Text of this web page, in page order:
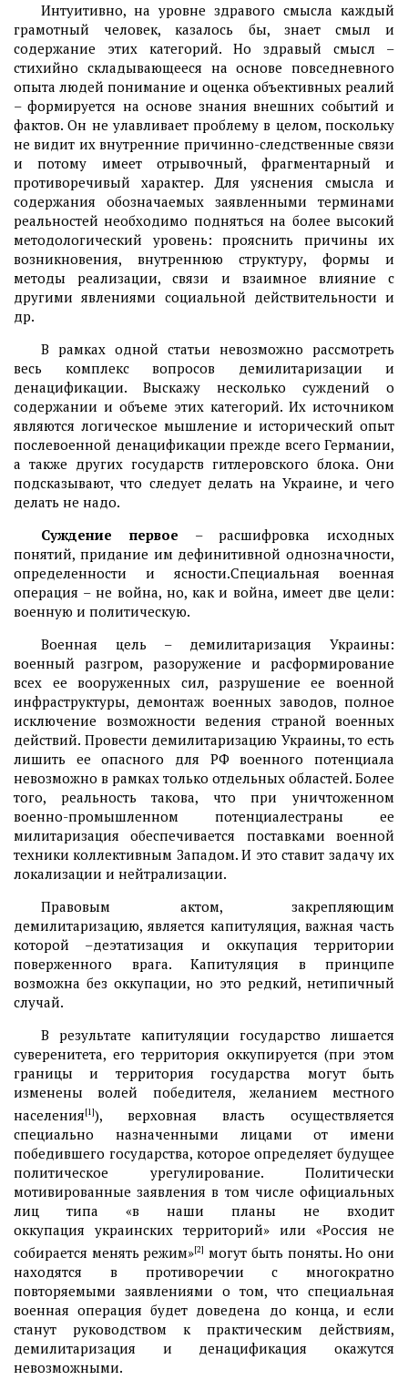
Интуитивно, на уровне здравого смысла каждый
грамотный человек, казалось бы, знает смыл и
содержание этих категорий. Но здравый смысл –
стихийно складывающееся на основе повседневного
опыта людей понимание и оценка объективных реалий
– формируется на основе знания внешних событий и
фактов. Он не улавливает проблему в целом, поскольку
не видит их внутренние причинно-следственные связи
и потому имеет отрывочный, фрагментарный и
противоречивый характер. Для уяснения смысла и
содержания обозначаемых заявленными терминами
реальностей необходимо подняться на более высокий
методологический уровень: прояснить причины их
возникновения, внутреннюю структуру, формы и
методы реализации, связи и взаимное влияние с
другими явлениями социальной действительности и
др.
В рамках одной статьи невозможно рассмотреть
весь комплекс вопросов демилитаризации и
денацификации. Выскажу несколько суждений о
содержании и объеме этих категорий. Их источником
являются логическое мышление и исторический опыт
послевоенной денацификации прежде всего Германии,
а также других государств гитлеровского блока. Они
подсказывают, что следует делать на Украине, и чего
делать не надо.
Суждение первое – расшифровка исходных
понятий, придание им дефинитивной однозначности,
определенности и ясности.Специальная военная
операция – не война, но, как и война, имеет две цели:
военную и политическую.
Военная цель – демилитаризация Украины:
военный разгром, разоружение и расформирование
всех ее вооруженных сил, разрушение ее военной
инфраструктуры, демонтаж военных заводов, полное
исключение возможности ведения страной военных
действий. Провести демилитаризацию Украины, то есть
лишить ее опасного для РФ военного потенциала
невозможно в рамках только отдельных областей. Более
того, реальность такова, что при уничтоженном
военно-промышленном потенциалестраны ее
милитаризация обеспечивается поставками военной
техники коллективным Западом. И это ставит задачу их
локализации и нейтрализации.
Правовым актом, закрепляющим
демилитаризацию, является капитуляция, важная часть
которой –деэтатизация и оккупация территории
поверженного врага. Капитуляция в принципе
возможна без оккупации, но это редкий, нетипичный
случай.
В результате капитуляции государство лишается
суверенитета, его территория оккупируется (при этом
границы и территория государства могут быть
изменены волей победителя, желанием местного
населения[1]), верховная власть осуществляется
специально назначенными лицами от имени
победившего государства, которое определяет будущее
политическое урегулирование. Политически
мотивированные заявления в том числе официальных
лиц типа «в наши планы не входит
оккупация украинских территорий» или «Россия не
собирается менять режим»[2] могут быть поняты. Но они
находятся в противоречии с многократно
повторяемыми заявлениями о том, что специальная
военная операция будет доведена до конца, и если
станут руководством к практическим действиям,
демилитаризация и денацификация окажутся
невозможными.